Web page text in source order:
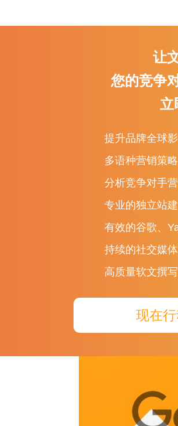
下一步我们要过滤垃圾邮件流量
真的很难就我们的 SEO 工作或
据它做出决策。
因此，我们获得尽可能准确的信
流量的方法是转到管理>查看>
们的家庭办公室、我们的物理
让
您的竞争
立
提升品牌全球
多语种营销策
分析竞争对手
专业的独立站
有效的谷歌、
持续的社交媒
高质量软文撰
现在